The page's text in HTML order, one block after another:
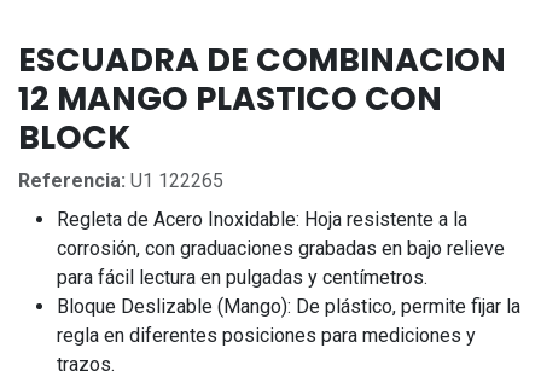
ESCUADRA DE COMBINACION
12 MANGO PLASTICO CON
BLOCK
Referencia: U1 122265
Regleta de Acero Inoxidable: Hoja resistente a la
corrosión, con graduaciones grabadas en bajo relieve
para fácil lectura en pulgadas y centímetros.
Bloque Deslizable (Mango): De plástico, permite fijar la
regla en diferentes posiciones para mediciones y
trazos.